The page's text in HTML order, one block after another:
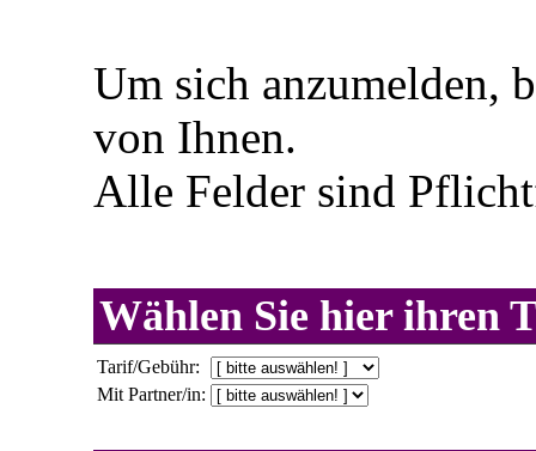
Um sich anzumelden,
von Ihnen.
Alle Felder sind
Wählen Sie hier ihren
Tarif/Gebühr:
Mit Partner/in: